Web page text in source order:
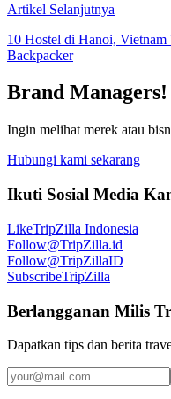
Artikel Selanjutnya
10 Hostel di Hanoi, Vietnam
Backpacker
Brand Managers!
Ingin melihat merek atau
Hubungi kami sekarang
Ikuti Sosial Media
LikeTripZilla Indonesia
Follow@TripZilla.id
Follow@TripZillaID
SubscribeTripZilla
Berlangganan Milis
Dapatkan tips dan berita